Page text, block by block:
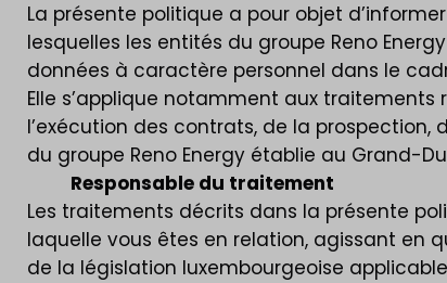
La présente politique a pour objet
lesquelles les entités du groupe Reno
données à caractère personnel dans le
Elle s’applique notamment aux
l’exécution des contrats, de la
du groupe Reno Energy établie au Grand-
Responsable du traitement
Les traitements décrits dans la présente
laquelle vous êtes en relation, agissant en
de la législation luxembourgeoise